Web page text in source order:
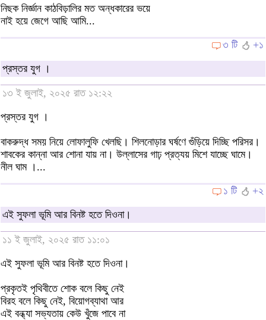
নিছক নির্জ্ঞান কাঠবিড়ালির মত অন্ধকারের ভয়ে
নাই হয়ে জেগে আছি আমি...
৩ টি
+১
প্রস্তর যুগ ।
১৩ ই জুলাই, ২০২৫ রাত ১২:২২
প্রস্তর যুগ ।
বাকরুদ্ধ সময় নিয়ে লোফালুফি খেলছি। শিলনোড়ার ঘর্ষণে গুঁড়িয়ে দিচ্ছি পরিসর।
শাবকের কান্না আর শোনা যায় না। উল্লাসের গাঢ় প্রত্যয় মিশে যাচ্ছে ঘামে।
নীল ঘাম ।...
১ টি
+২
এই সুফলা ভূমি আর বিনষ্ট হতে দিওনা।
১১ ই জুলাই, ২০২৫ রাত ১১:০১
এই সুফলা ভূমি আর বিনষ্ট হতে দিওনা।
প্রকৃতই পৃথিবীতে শোক বলে কিছু নেই
বিরহ বলে কিছু নেই, বিয়োগব্যাথা আর
এই বন্ধ্যা সভ্যতায় কেউ খুঁজে পাবে না